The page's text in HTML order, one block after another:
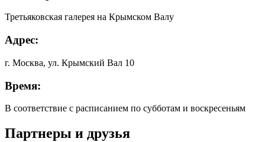
Третьяковская галерея на Крымском Валу
Адрес:
г. Москва, ул. Крымский Вал 10
Время:
В соответствие с расписанием по субботам и воскресеньям
Партнеры и друзья